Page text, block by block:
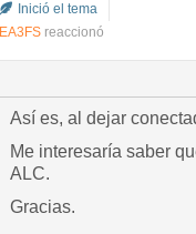
Inició el tema
EA3FS reaccionó
Así es, al dejar
Me interesaría saber
ALC.
Gracias.